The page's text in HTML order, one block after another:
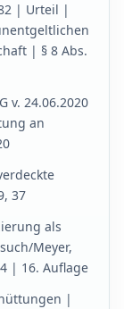
| Urteil |
| § 8 Abs.
v. 24.06.2020
an
37
als
Meyer,
| 16. Auflage
|